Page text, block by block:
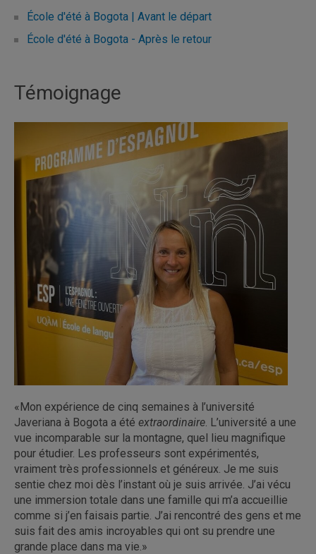
École d'été à Bogota | Avant le départ
École d'été à Bogota - Après le retour
Témoignage
«Mon expérience de cinq semaines à l’université
Javeriana à Bogota a été extraordinaire . L’université a une
vue incomparable sur la montagne, quel lieu magnifique
pour étudier. Les professeurs sont expérimentés,
vraiment très professionnels et généreux. Je me suis
sentie chez moi dès l’instant où je suis arrivée. J’ai vécu
une immersion totale dans une famille qui m’a accueillie
comme si j’en faisais partie. J’ai rencontré des gens et me
suis fait des amis incroyables qui ont su prendre une
grande place dans ma vie.»